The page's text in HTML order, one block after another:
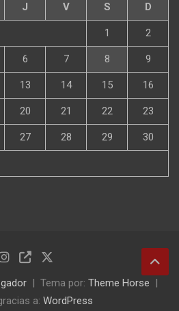
J V S D
1 2
6 7 8 9
13 14 15 16
20 21 22 23
27 28 29 30
Tema por: Theme Horse
a: WordPress